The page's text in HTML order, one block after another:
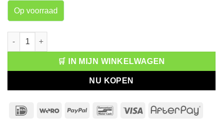
Op voorraad
Taft Power Styling Wax 5 aantal
🛒 IN MIJN WINKELWAGEN
NU KOPEN
IDeal Wero PayPal Bancontact
Visa